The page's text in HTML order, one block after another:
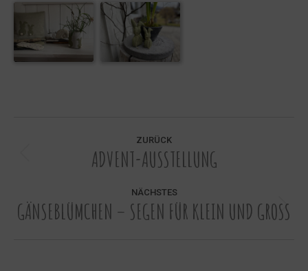
ZURÜCK
Vorheriger
Beitrag:
ADVENT-AUSSTELLUNG
NÄCHSTES
Nächster
Beitrag:
GÄNSEBLÜMCHEN – SEGEN FÜR KLEIN UND GROSS